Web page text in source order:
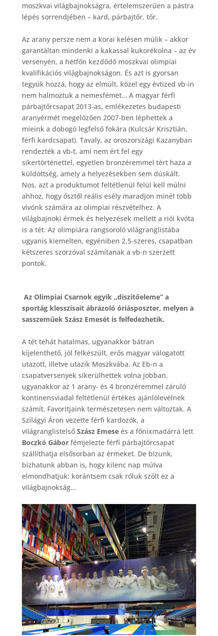
moszkvai világbajnokságra, értelemszerűen a pástra
lépés sorrendjében – kard, párbajtőr, tőr.
Az arany persze nem a korai kelésen múlik – akkor
garantáltan mindenki a kakassal kukorékolna – az év
versenyén, a hétfőn kezdődő moszkvai olimpiai
kvalifikációs világbajnokságon. És azt is gyorsan
tegyük hozzá, hogy az elmúlt, közel egy évtized vb-in
nem halmoztuk a nemesfémet… A magyar férfi
párbajtőrcsapat 2013-as, emlékezetes budapesti
aranyérmét megelőzően 2007-ben léphettek a
mieink a dobogó legfelső fokára (Kulcsár Krisztián,
férfi kardcsapat). Tavaly, az oroszországi Kazanyban
rendezték a vb-t, ami nem ért fel egy
sikertörténettel, egyetlen bronzéremmel tért haza a
küldöttség, amely a helyezésekben sem dúskált.
Nos, azt a produktumot feltétlenül felül kell múlni
ahhoz, hogy ősztől reális esély maradjon minél több
vívónk számára az olimpiai részvételhez. A
világbajnoki érmek és helyezések mellett a riói kvóta
is a tét. Az olimpiára rangsoroló világranglistába
ugyanis kiemelten, egyéniben 2,5-szeres, csapatban
kétszeres szorzóval számítanak a vb-n szerzett
pontok.
Az Olimpiai Csarnok egyik „díszítőeleme” a
sportág klesszisait ábrázoló óriásposzter, melyen a
sasszeműek Szász Emesét is felfedezhetik.
A tét tehát hatalmas, ugyanakkor bátran
kijelenthető, jól felkészült, erős magyar válogatott
utazott, illetve utazik Moszkvába. Az Eb-n a
csapatversenyek sikerülhettek volna jobban,
ugyanakkor az 1 arany- és 4 bronzéremmel záruló
kontinensviadal feltétlenül értékes ajánlólevélnek
számít. Favoritjaink természetesen nem változtak. A
Szilágyi Áron vezette férfi kardozók, a
világranglistelső Szász Emeseés a főnixmadárrá lett
Boczkó Gábor fémjelezte férfi párbajtőrcsapat
szállíthatja elsősorban az érmeket. De bízunk,
bízhatunk abban is, hogy kilenc nap múlva
elmondhatjuk: korántsem csak róluk szólt ez a
világbajnokság…